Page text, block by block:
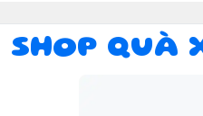
SHOP QUÀ